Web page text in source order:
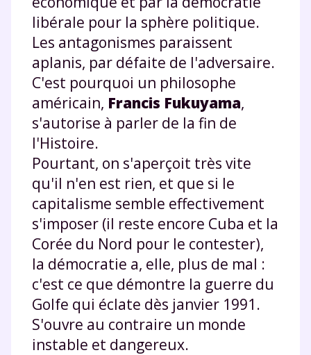
libérale pour la sphère politique.
Les antagonismes paraissent
aplanis, par défaite de l'adversaire.
C'est pourquoi un philosophe
américain, Francis Fukuyama,
s'autorise à parler de la fin de
l'Histoire.
Pourtant, on s'aperçoit très vite
qu'il n'en est rien, et que si le
capitalisme semble effectivement
s'imposer (il reste encore Cuba et la
Corée du Nord pour le contester),
la démocratie a, elle, plus de mal :
c'est ce que démontre la guerre du
Golfe qui éclate dès janvier 1991.
S'ouvre au contraire un monde
instable et dangereux.